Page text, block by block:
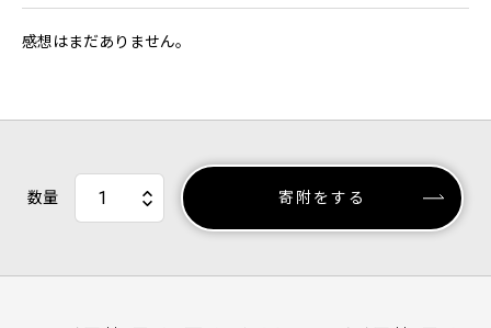
感想はまだありません。
数量 寄附をする